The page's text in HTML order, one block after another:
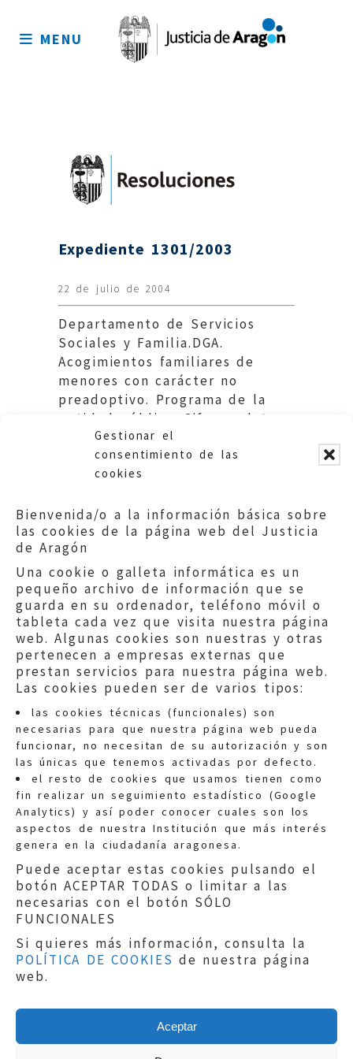
Gestionar el
consentimiento de las
cookies
Bienvenida/o a la información básica sobre
las cookies de la página web del Justicia
de Aragón
Una cookie o galleta informática es un
pequeño archivo de información que se
guarda en su ordenador, teléfono móvil o
tableta cada vez que visita nuestra página
web. Algunas cookies son nuestras y otras
pertenecen a empresas externas que
prestan servicios para nuestra página web.
Las cookies pueden ser de varios tipos:
las cookies técnicas (funcionales) son
necesarias para que nuestra página web pueda
funcionar, no necesitan de su autorización y son
las únicas que tenemos activadas por defecto.
el resto de cookies que usamos tienen como
fin realizar un seguimiento estadístico (Google
Analytics) y así poder conocer cuales son los
aspectos de nuestra Institución que más interés
genera en la ciudadanía aragonesa.
Puede aceptar estas cookies pulsando el
botón ACEPTAR TODAS o limitar a las
necesarias con el botón SÓLO
FUNCIONALES
Si quieres más información, consulta la
POLÍTICA DE COOKIES de nuestra página
web.
Aceptar
sitio
MENU
Expediente 1301/2003
22 de julio de 2004
Departamento de Servicios
Sociales y Familia.DGA.
Acogimientos familiares de
menores con carácter no
preadoptivo. Programa de la
entidad pública. Cifras y datos.
Fases. Propuestas.
Quejas:quejas@eljusticiadearagon.es
Información general:
informacion@eljusticiadearagon.es
Teléfonos:900 210 210/
Aviso legal|Política de privacidad|
Protección de Datos
Política de cookies
Copyright © 2019El Justicia de Aragón|